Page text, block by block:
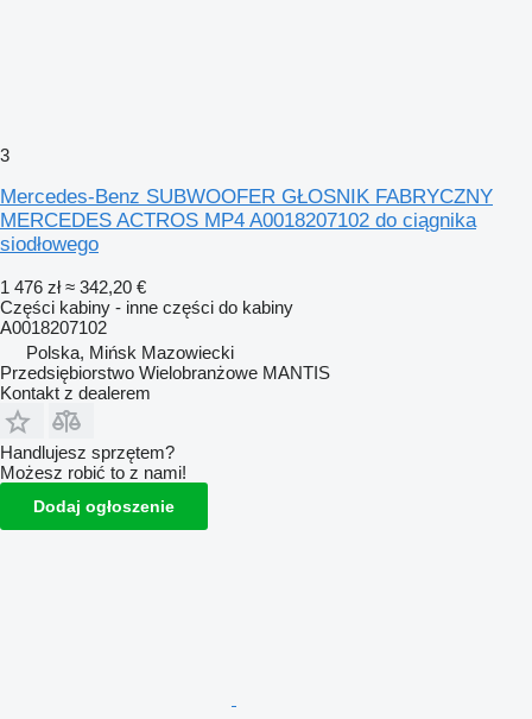
3
Mercedes-Benz SUBWOOFER GŁOSNIK FABRYCZNY
MERCEDES ACTROS MP4 A0018207102 do ciągnika
siodłowego
1 476 zł ≈ 342,20 €
Części kabiny - inne części do kabiny
A0018207102
Polska, Mińsk Mazowiecki
Przedsiębiorstwo Wielobranżowe MANTIS
Kontakt z dealerem
Handlujesz sprzętem?
Możesz robić to z nami!
Dodaj ogłoszenie